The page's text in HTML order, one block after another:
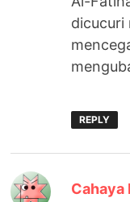
dicucuri
REPLY
Cahaya